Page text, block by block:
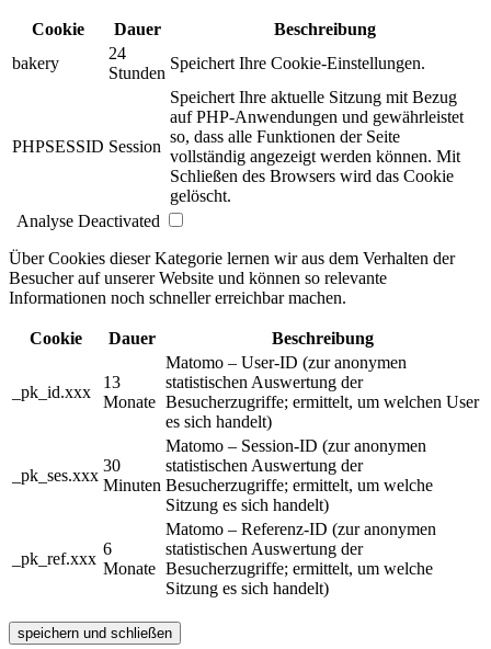
Cookie Dauer
Beschreibung
bakery
24
Stunden
Speichert Ihre Cookie-Einstellungen.
PHPSESSID Session
Speichert Ihre aktuelle Sitzung mit Bezug
auf PHP-Anwendungen und gewährleistet
so, dass alle Funktionen der Seite
vollständig angezeigt werden können. Mit
Schließen des Browsers wird das Cookie
gelöscht.
Analyse Deactivated
Über Cookies dieser Kategorie lernen wir aus dem Verhalten der
Besucher auf unserer Website und können so relevante
Informationen noch schneller erreichbar machen.
Cookie Dauer Beschreibung
_pk_id.xxx
13
Monate
Matomo – User-ID (zur anonymen
statistischen Auswertung der
Besucherzugriffe; ermittelt, um welchen User
es sich handelt)
_pk_ses.xxx
30
Minuten
Matomo – Session-ID (zur anonymen
statistischen Auswertung der
Besucherzugriffe; ermittelt, um welche
Sitzung es sich handelt)
_pk_ref.xxx
6
Monate
Matomo – Referenz-ID (zur anonymen
statistischen Auswertung der
Besucherzugriffe; ermittelt, um welche
Sitzung es sich handelt)
speichern und schließen